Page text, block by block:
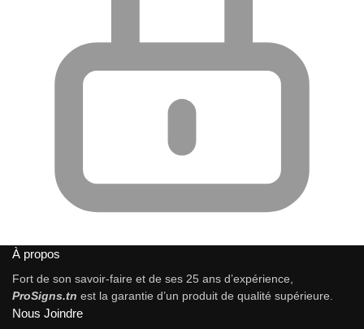
À propos
Fort de son savoir-faire et de ses 25 ans d’expérience,
ProSigns.tn est la garantie d’un produit de qualité supérieure.
Nous Joindre